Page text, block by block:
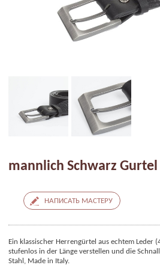
mannlich Schwarz Gurtel
НАПИСАТЬ МАСТЕРУ
Ein klassischer Herrengürtel aus echtem Leder
stufenlos in der Länge verstellen und die
Stahl, Made in Italy.